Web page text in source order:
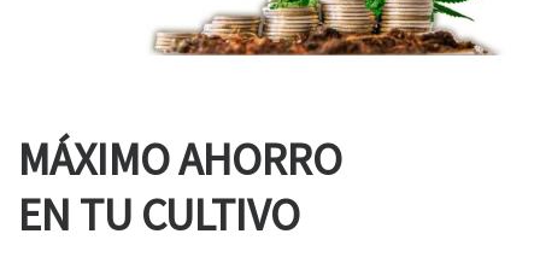
MÁXIMO AHORRO
EN TU CULTIVO